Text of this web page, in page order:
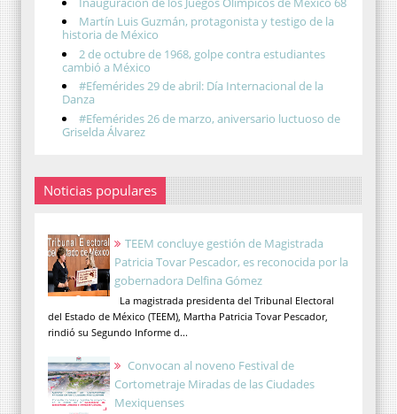
Martín Luis Guzmán, protagonista y testigo de la
historia de México
2 de octubre de 1968, golpe contra estudiantes
cambió a México
#Efemérides 29 de abril: Día Internacional de la
Danza
#Efemérides 26 de marzo, aniversario luctuoso de
Griselda Álvarez
Noticias populares
TEEM concluye gestión de Magistrada
Patricia Tovar Pescador, es reconocida por la
gobernadora Delfina Gómez
La magistrada presidenta del Tribunal Electoral
del Estado de México (TEEM), Martha Patricia Tovar Pescador,
rindió su Segundo Informe d...
Convocan al noveno Festival de
Cortometraje Miradas de las Ciudades
Mexiquenses